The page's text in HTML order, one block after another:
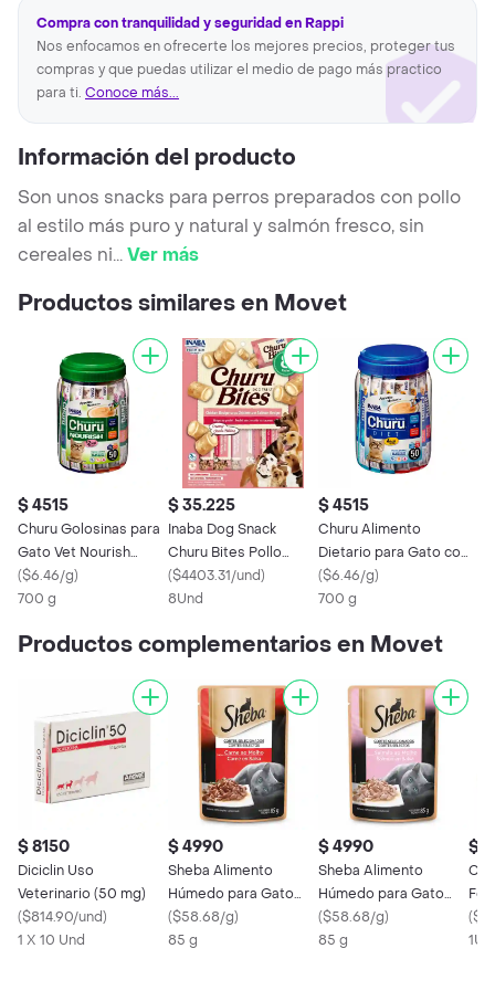
Compra con tranquilidad y seguridad en Rappi
Nos enfocamos en ofrecerte los mejores precios, proteger tus
compras y que puedas utilizar el medio de pago más practico
para ti. Conoce más...
Información del producto
Son unos snacks para perros preparados con pollo
al estilo más puro y natural y salmón fresco, sin
cereales ni...Ver más
Productos similares en Movet
$ 4515
Churu Golosinas para
Gato Vet Nourish
Sabor Pollo y Atún
($6.46/g)
700 g
$ 35.225
Inaba Dog Snack
Churu Bites Pollo
Wraps 8 Piezas - Pollo
Con Salmon 96 Gr
($4403.31/und)
8Und
$ 4515
Churu Alimento
Dietario para Gato con
Atún y Pollo
($6.46/g)
700 g
Productos complementarios en Movet
$ 8150
Diciclin Uso
Veterinario (50 mg)
($814.90/und)
1 X 10 Und
$ 4990
Sheba Alimento
Húmedo para Gato
Adulto
($58.68/g)
85 g
$ 4990
Sheba Alimento
Húmedo para Gato
Adulto Salmón
($58.68/g)
85 g
$
(